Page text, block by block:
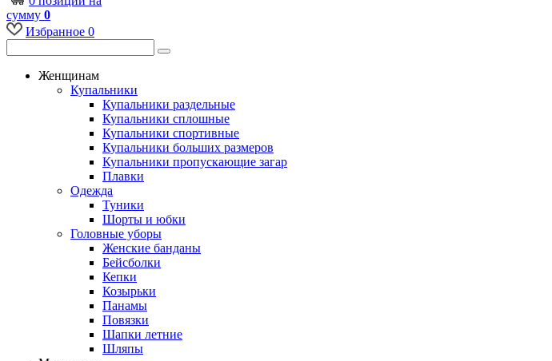
сумму 0
Избранное 0
Женщинам
Купальники
Купальники раздельные
Купальники сплошные
Купальники спортивные
Купальники больших размеров
Купальники пропускающие загар
Плавки
Одежда
Туники
Шорты и юбки
Головные уборы
Женские банданы
Бейсболки
Кепки
Козырьки
Панамы
Повязки
Шапки летние
Шляпы